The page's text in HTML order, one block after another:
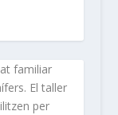
familiar
El taller
per